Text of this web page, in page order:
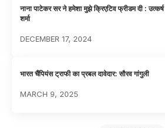
नाना पाटेकर सर ने हमेशा मुझे क्रिएटिव फ्रीडम दी : उत्कर्ष
शर्मा
DECEMBER 17, 2024
भारत चैंपियंस ट्राफी का प्रबल दावेदार: सौरव गांगुली
MARCH 9, 2025